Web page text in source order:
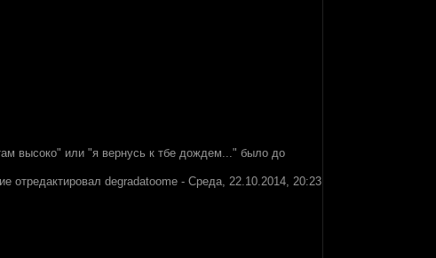
высоко" или "я вернусь к тбе дождем..." было до
отредактировал degradatoome - Среда, 22.10.2014, 20:23